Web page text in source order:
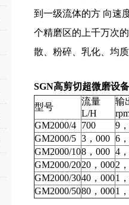
到一级流体的方 向速
个精磨区的上千万次
散、粉碎、乳化、均
SGN高剪切超微磨设
型号
流量
L/H
输
GM2000/4 700
9
GM2000/5 3，000 6
GM2000/108，000 4
GM2000/2020，0002
GM2000/3040，0001
GM2000/5080，0001